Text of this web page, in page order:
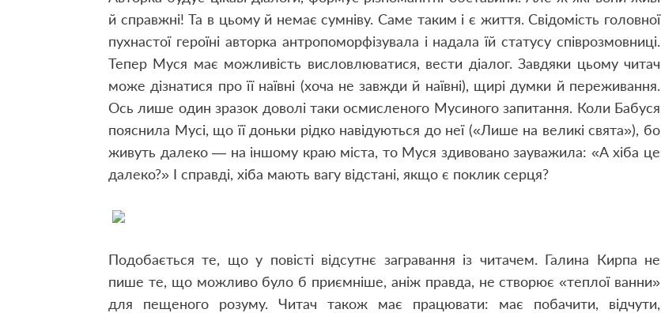
й справжні! Та в цьому й немає сумніву. Саме таким і є життя. Свідомість головної
пухнастої героїні авторка антропоморфізувала і надала їй статусу співрозмовниці.
Тепер Муся має можливість висловлюватися, вести діалог. Завдяки цьому читач
може дізнатися про її наївні (хоча не завжди й наївні), щирі думки й переживання.
Ось лише один зразок доволі таки осмисленого Мусиного запитання. Коли Бабуся
пояснила Мусі, що її доньки рідко навідуються до неї («Лише на великі свята»), бо
живуть далеко — на іншому краю міста, то Муся здивовано зауважила: «А хіба це
далеко?» І справді, хіба мають вагу відстані, якщо є поклик серця?
Подобається те, що у повісті відсутнє загравання із читачем. Галина Кирпа не
пише те, що можливо було б приємніше, аніж правда, не створює «теплої ванни»
для пещеного розуму. Читач також має працювати: має побачити, відчути,